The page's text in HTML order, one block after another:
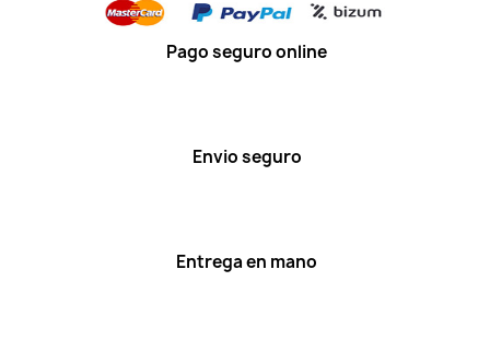
Pago seguro online
Envio seguro
Entrega en mano